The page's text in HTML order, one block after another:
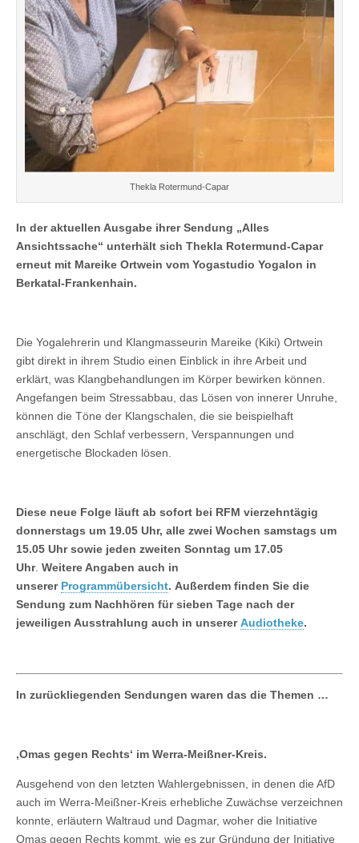
Thekla Rotermund-Capar
In der aktuellen Ausgabe ihrer Sendung „Alles
Ansichtssache“ unterhält sich Thekla Rotermund-Capar
erneut mit Mareike Ortwein vom Yogastudio Yogalon in
Berkatal-Frankenhain.
Die Yogalehrerin und Klangmasseurin Mareike (Kiki) Ortwein
gibt direkt in ihrem Studio einen Einblick in ihre Arbeit und
erklärt, was Klangbehandlungen im Körper bewirken können.
Angefangen beim Stressabbau, das Lösen von innerer Unruhe,
können die Töne der Klangschalen, die sie beispielhaft
anschlägt, den Schlaf verbessern, Verspannungen und
energetische Blockaden lösen.
Diese neue Folge läuft ab sofort bei RFM vierzehntägig
donnerstags um 19.05 Uhr, alle zwei Wochen samstags um
15.05 Uhr sowie jeden zweiten Sonntag um 17.05
Uhr. Weitere Angaben auch in
unserer Programmübersicht. Außerdem finden Sie die
Sendung zum Nachhören für sieben Tage nach der
jeweiligen Ausstrahlung auch in unsererAudiotheke.
In zurückliegenden Sendungen waren das die Themen …
‚Omas gegen Rechts‘ im Werra-Meißner-Kreis.
Ausgehend von den letzten Wahlergebnissen, in denen die AfD
auch im Werra-Meißner-Kreis erhebliche Zuwächse verzeichnen
konnte, erläutern Waltraud und Dagmar, woher die Initiative
Omas gegen Rechts kommt, wie es zur Gründung der Initiative